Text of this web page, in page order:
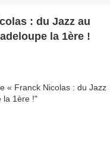
: du Jazz au
la 1ère !